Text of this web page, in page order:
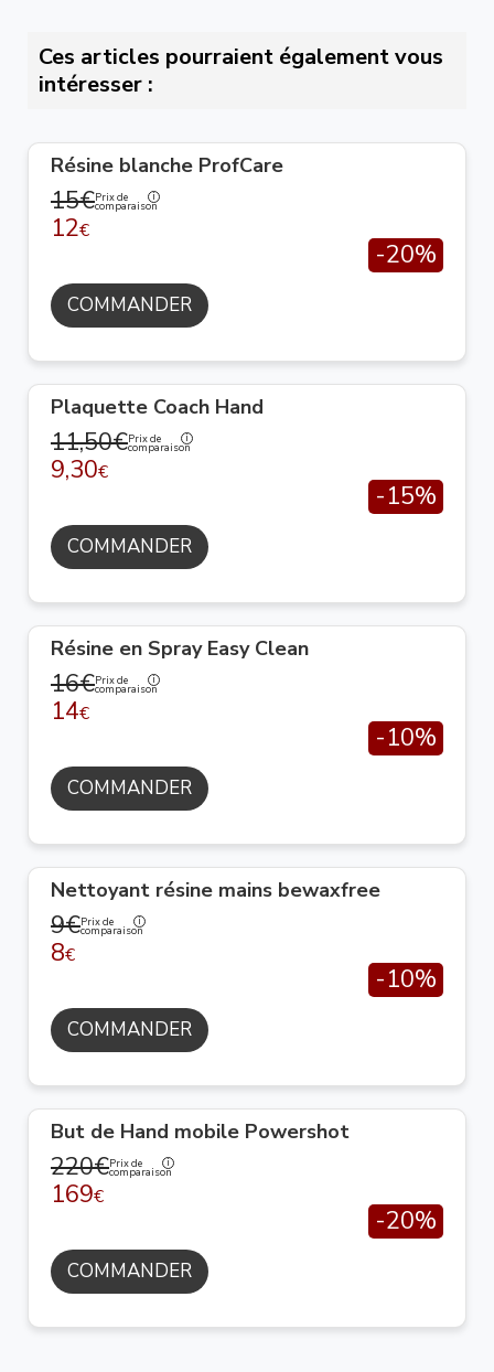
Ces articles pourraient également vous
intéresser :
Résine blanche ProfCare
15€Prix de
comparaison
12€
-20%
COMMANDER
Plaquette Coach Hand
11,50€Prix de
comparaison
9,30€
-15%
COMMANDER
Résine en Spray Easy Clean
16€Prix de
comparaison
14€
-10%
COMMANDER
Nettoyant résine mains bewaxfree
9€Prix de
comparaison
8€
-10%
COMMANDER
But de Hand mobile Powershot
220€Prix de
comparaison
169€
-20%
COMMANDER